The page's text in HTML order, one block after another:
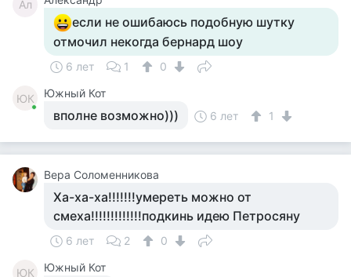
Ал
если не ошибаюсь подобную шутку
отмочил некогда бернард шоу
6 лет 1 0
ЮК Южный Кот
вполне возможно))) 6 лет 1
Вера Соломенникова
Ха-ха-ха!!!!!!!умереть можно от
смеха!!!!!!!!!!!!!подкинь идею Петросяну
6 лет 2 0
ЮК Южный Кот